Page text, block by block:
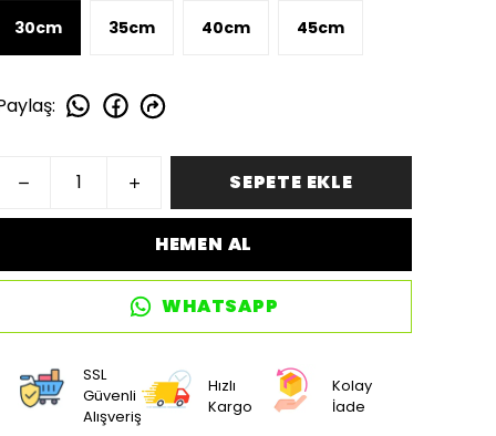
30cm 35cm 40cm 45cm
:
SEPETE EKLE
HEMEN AL
WHATSAPP
SSL
Güvenli
Alışveriş
Hızlı
Kargo
Kolay
İade